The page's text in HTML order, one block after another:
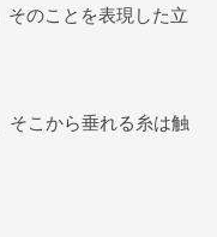
そのことを表現した立
そこから垂れる糸は触